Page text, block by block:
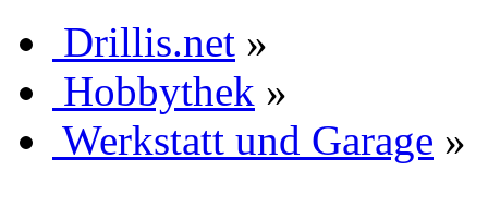
Drillis.net »
Hobbythek »
Werkstatt und Garage »